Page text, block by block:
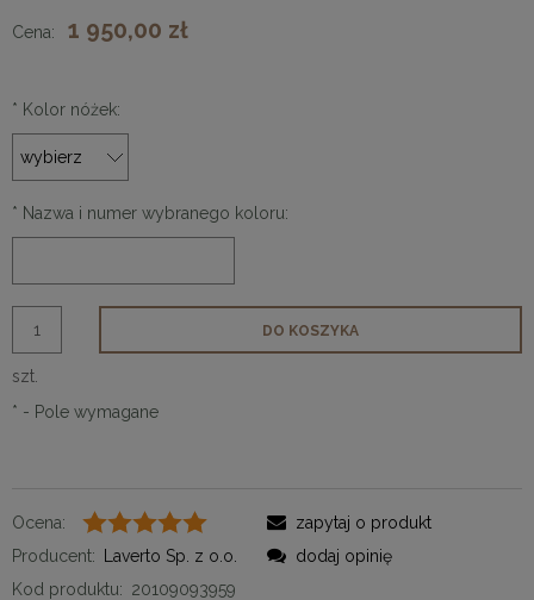
Cena: 1 950,00 zł
* Kolor nóżek:
* Nazwa i numer wybranego koloru:
szt.
DO KOSZYKA
* - Pole wymagane
Ocena:
Producent:
Laverto Sp. z o.o.
Kod produktu: 20109093959
zapytaj o produkt
dodaj opinię